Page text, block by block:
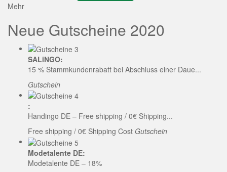
Mehr
Neue Gutscheine 2020
SALiNGO:
15 % Stammkundenrabatt bei Abschluss einer Daue...
Gutschein
:
Handingo DE – Free shipping / 0€ Shipping...
Free shipping / 0€ Shipping Cost Gutschein
Modetalente DE:
Modetalente DE – 18%